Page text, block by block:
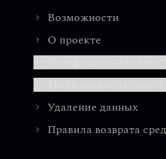
Возможности
О проекте
Удаление данных
Правила возврата